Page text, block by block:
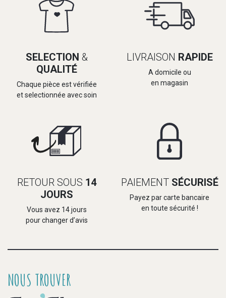
SELECTION &
QUALITÉ
Chaque pièce est vérifiée
et selectionnée avec soin
LIVRAISON RAPIDE
A domicile ou
en magasin
RETOUR SOUS 14
JOURS
Vous avez 14 jours
pour changer d’avis
PAIEMENT SÉCURISÉ
Payez par carte bancaire
en toute sécurité !
NOUS TROUVER